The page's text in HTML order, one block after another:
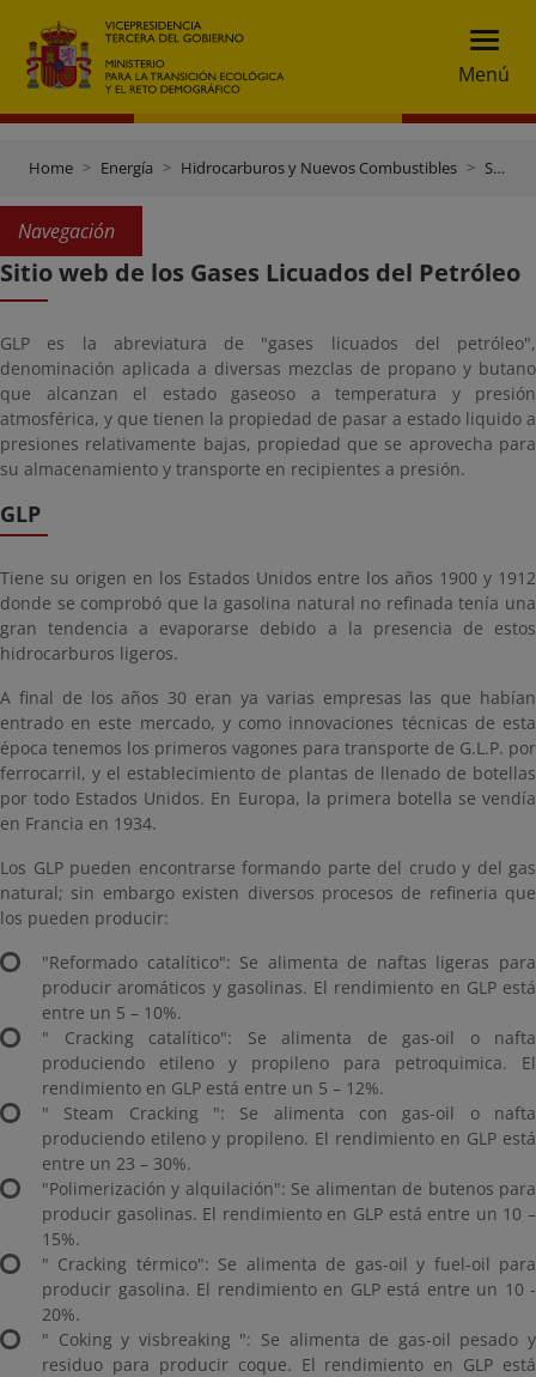
Menú
Home Energía Hidrocarburos y Nuevos Combustibles Sitio web de los Gases Licuados del Petróleo
Navegación
Sitio web de los Gases Licuados del Petróleo
GLP es la abreviatura de "gases licuados del petróleo",
denominación aplicada a diversas mezclas de propano y butano
que alcanzan el estado gaseoso a temperatura y presión
atmosférica, y que tienen la propiedad de pasar a estado liquido a
presiones relativamente bajas, propiedad que se aprovecha para
su almacenamiento y transporte en recipientes a presión.
GLP
Tiene su origen en los Estados Unidos entre los años 1900 y 1912
donde se comprobó que la gasolina natural no refinada tenía una
gran tendencia a evaporarse debido a la presencia de estos
hidrocarburos ligeros.
A final de los años 30 eran ya varias empresas las que habían
entrado en este mercado, y como innovaciones técnicas de esta
época tenemos los primeros vagones para transporte de G.L.P. por
ferrocarril, y el establecimiento de plantas de llenado de botellas
por todo Estados Unidos. En Europa, la primera botella se vendía
en Francia en 1934.
Los GLP pueden encontrarse formando parte del crudo y del gas
natural; sin embargo existen diversos procesos de refineria que
los pueden producir:
"Reformado catalítico": Se alimenta de naftas ligeras para
producir aromáticos y gasolinas. El rendimiento en GLP está
entre un 5 – 10%.
" Cracking catalítico": Se alimenta de gas-oil o nafta
produciendo etileno y propileno para petroquimica. El
rendimiento en GLP está entre un 5 – 12%.
" Steam Cracking ": Se alimenta con gas-oil o nafta
produciendo etileno y propileno. El rendimiento en GLP está
entre un 23 – 30%.
"Polimerización y alquilación": Se alimentan de butenos para
producir gasolinas. El rendimiento en GLP está entre un 10 –
15%.
" Cracking térmico": Se alimenta de gas-oil y fuel-oil para
producir gasolina. El rendimiento en GLP está entre un 10 -
20%.
" Coking y visbreaking ": Se alimenta de gas-oil pesado y
residuo para producir coque. El rendimiento en GLP está